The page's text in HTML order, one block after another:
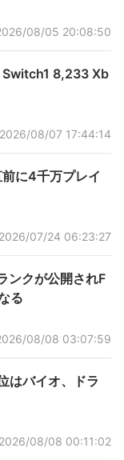
08/05 20:08:50
8,233 Xb
2026/08/07 17:44:14
前に4千万プレイ
2026/07/24 06:23:27
ンクが公開されF
る
08/08 03:07:59
はバイオ、ドラ
2026/08/08 00:11:02